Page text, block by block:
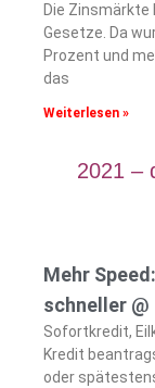
Die
Gesetze. Da
Prozent und
das
Weiterlesen »
2021 –
Mehr
schneller @
Sofortkredit,
Kredit
oder